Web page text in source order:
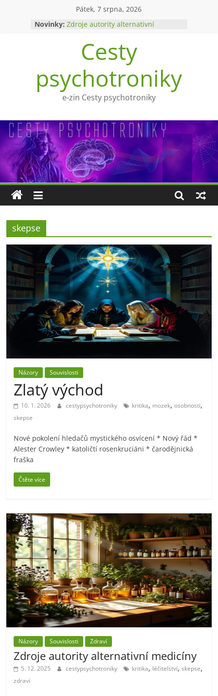
Pátek, 7 srpna, 2026
Novinky: Zdroje autority alternativní
Upíři a mytologie?
Ohnivý poltergeist
Tragédie Anny Göldi
Zlatý východ
Cesty
psychotroniky
e-zin Cesty psychotroniky
skepse
Názory Souvislosti
Zlatý východ
10. 1. 2026 cestypsychotroniky kritika, mozek,osobnosti,
skepse
Nové pokolení hledačů mystického osvícení * Nový řád *
Alester Crowley * katoličtí rosenkruciáni * čarodějnická
fraška
Čtěte více
Názory Souvislosti Zdraví
Zdroje autority alternativní medicíny
5. 12. 2025 cestypsychotroniky kritika, léčitelství,skepse,
zdraví